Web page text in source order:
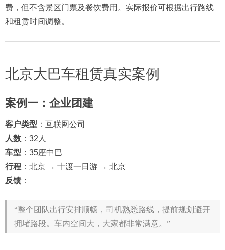
费，但不含景区门票及餐饮费用。实际报价可根据出行路线
和租赁时间调整。
北京大巴车租赁真实案例
案例一：企业团建
客户类型 ：互联网公司
人数 ：32人
车型 ：35座中巴
行程 ：北京 → 十渡一日游 → 北京
反馈 ：
“整个团队出行安排顺畅，司机熟悉路线，提前规划避开
拥堵路段。车内空间大，大家都非常满意。”